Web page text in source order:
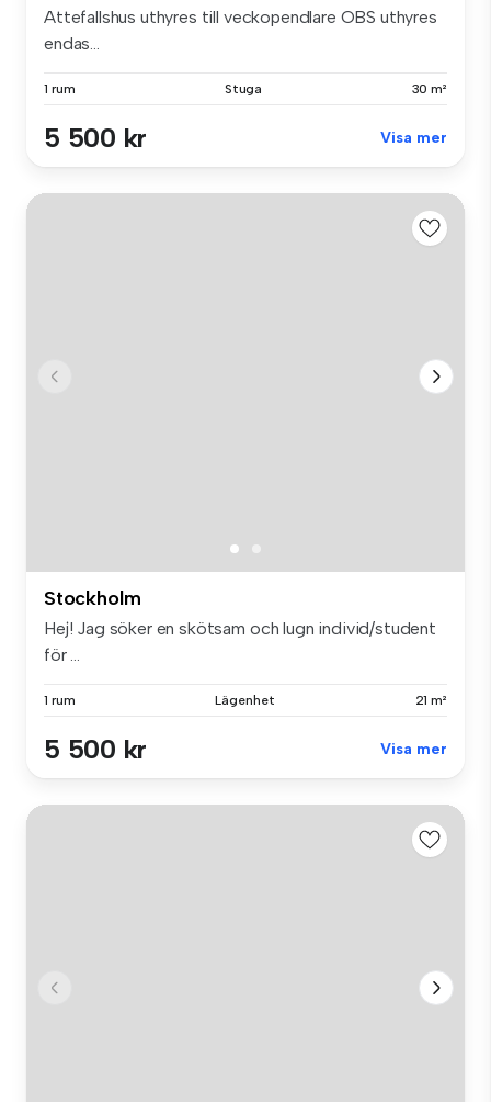
Attefallshus uthyres till veckopendlare OBS uthyres
endas...
1 rum Stuga 30 m²
5 500 kr Visa mer
Stockholm
Hej! Jag söker en skötsam och lugn individ/student
för ...
1 rum Lägenhet 21 m²
5 500 kr Visa mer